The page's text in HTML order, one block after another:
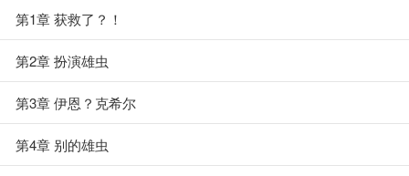
第1章 获救了？！
第2章 扮演雄虫
第3章 伊恩？克希尔
第4章 别的雄虫